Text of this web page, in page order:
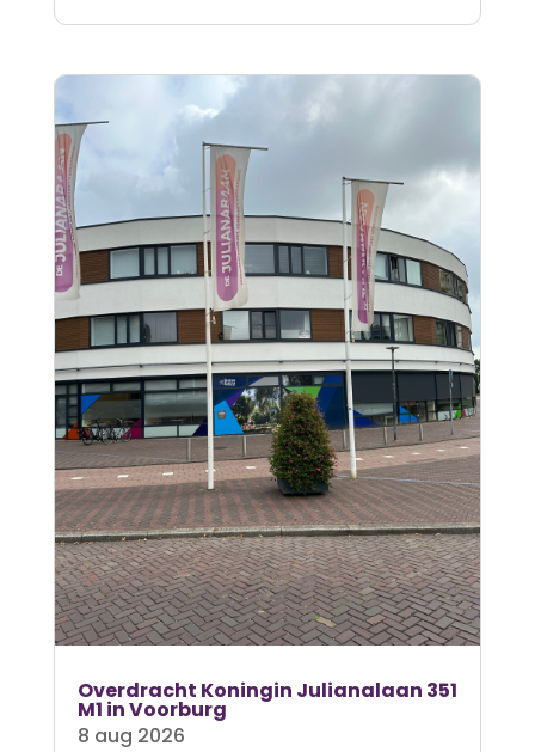
Overdracht Koningin Julianalaan 351
M1 in Voorburg
8 aug 2026